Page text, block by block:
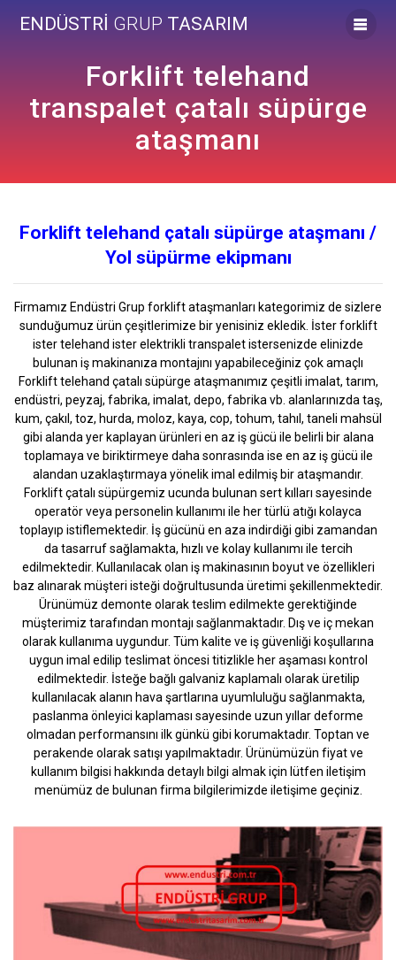
to
ENDÜSTRİ GRUP TASARIM
Forklift telehand
transpalet çatalı süpürge
ataşmanı
Forklift telehand çatalı süpürge ataşmanı /
Yol süpürme ekipmanı
Firmamız Endüstri Grup forklift ataşmanları kategorimiz de sizlere
sunduğumuz ürün çeşitlerimize bir yenisiniz ekledik. İster forklift
ister telehand ister elektrikli transpalet istersenizde elinizde
bulunan iş makinanıza montajını yapabileceğiniz çok amaçlı
Forklift telehand çatalı süpürge ataşmanımız çeşitli imalat, tarım,
endüstri, peyzaj, fabrika, imalat, depo, fabrika vb. alanlarınızda taş,
kum, çakıl, toz, hurda, moloz, kaya, cop, tohum, tahıl, taneli mahsül
gibi alanda yer kaplayan ürünleri en az iş gücü ile belirli bir alana
toplamaya ve biriktirmeye daha sonrasında ise en az iş gücü ile
alandan uzaklaştırmaya yönelik imal edilmiş bir ataşmandır.
Forklift çatalı süpürgemiz ucunda bulunan sert kılları sayesinde
operatör veya personelin kullanımı ile her türlü atığı kolayca
toplayıp istiflemektedir. İş gücünü en aza indirdiği gibi zamandan
da tasarruf sağlamakta, hızlı ve kolay kullanımı ile tercih
edilmektedir. Kullanılacak olan iş makinasının boyut ve özellikleri
baz alınarak müşteri isteği doğrultusunda üretimi şekillenmektedir.
Ürünümüz demonte olarak teslim edilmekte gerektiğinde
müşterimiz tarafından montajı sağlanmaktadır. Dış ve iç mekan
olarak kullanıma uygundur. Tüm kalite ve iş güvenliği koşullarına
uygun imal edilip teslimat öncesi titizlikle her aşaması kontrol
edilmektedir. İsteğe bağlı galvaniz kaplamalı olarak üretilip
kullanılacak alanın hava şartlarına uyumluluğu sağlanmakta,
paslanma önleyici kaplaması sayesinde uzun yıllar deforme
olmadan performansını ilk günkü gibi korumaktadır. Toptan ve
perakende olarak satışı yapılmaktadır. Ürünümüzün fiyat ve
kullanım bilgisi hakkında detaylı bilgi almak için lütfen iletişim
menümüz de bulunan firma bilgilerimizde iletişime geçiniz.